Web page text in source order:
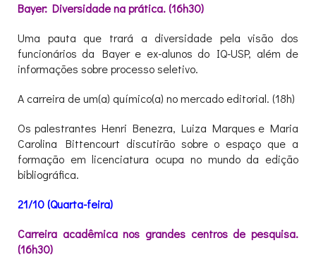
Bayer: Diversidade na prática. (16h30)
Uma pauta que trará a diversidade pela visão dos
funcionários da Bayer e ex-alunos do IQ-USP, além de
informações sobre processo seletivo.
A carreira de um(a) químico(a) no mercado editorial. (18h)
Os palestrantes Henri Benezra, Luiza Marques e Maria
Carolina Bittencourt discutirão sobre o espaço que a
formação em licenciatura ocupa no mundo da edição
bibliográfica.
21/10 (Quarta-feira)
Carreira acadêmica nos grandes centros de pesquisa.
(16h30)